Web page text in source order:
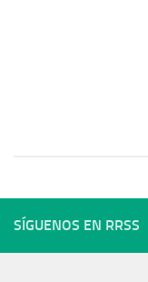
SÍGUENOS EN RRSS